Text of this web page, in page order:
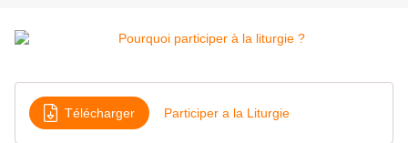
Télécharger Participer a la Liturgie